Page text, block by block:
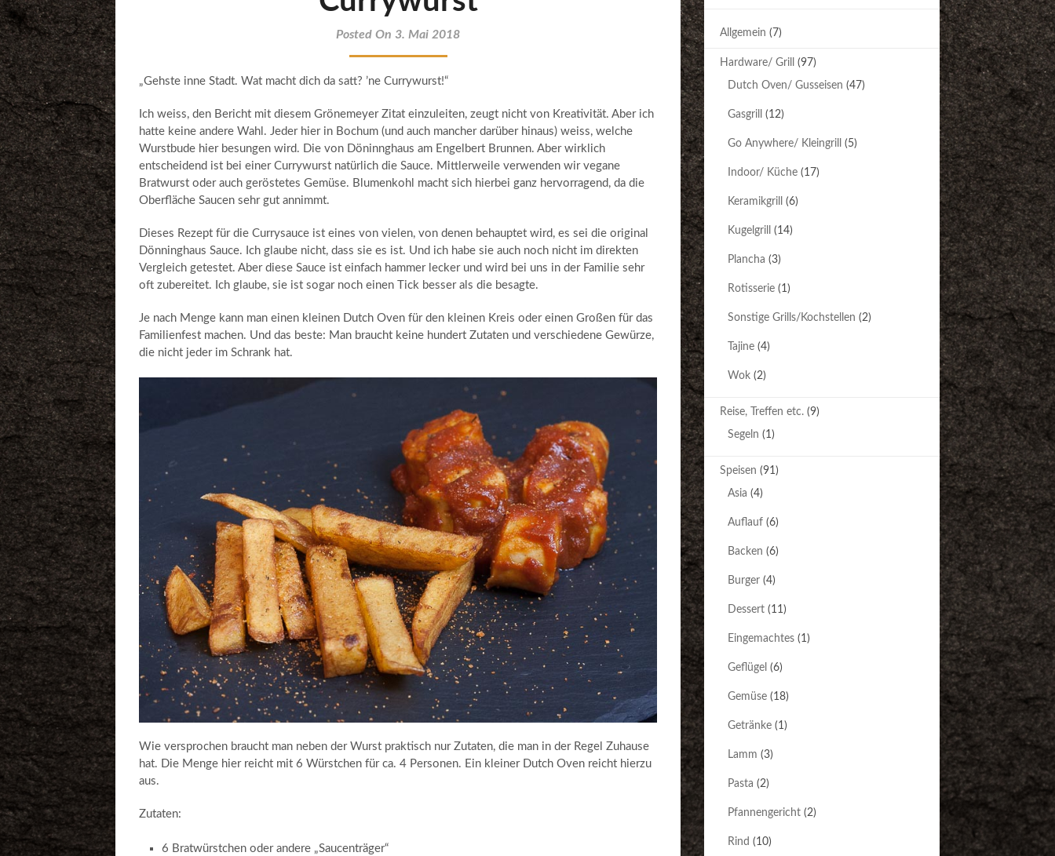
Posted On 3. Mai 2018
„Gehste inne Stadt. Wat macht dich da satt? ’ne Currywurst!“
Ich weiss, den Bericht mit diesem Grönemeyer Zitat einzuleiten, zeugt nicht von Kreativität. Aber ich
hatte keine andere Wahl. Jeder hier in Bochum (und auch mancher darüber hinaus) weiss, welche
Wurstbude hier besungen wird. Die von Döninnghaus am Engelbert Brunnen. Aber wirklich
entscheidend ist bei einer Currywurst natürlich die Sauce. Mittlerweile verwenden wir vegane
Bratwurst oder auch geröstetes Gemüse. Blumenkohl macht sich hierbei ganz hervorragend, da die
Oberfläche Saucen sehr gut annimmt.
Dieses Rezept für die Currysauce ist eines von vielen, von denen behauptet wird, es sei die original
Dönninghaus Sauce. Ich glaube nicht, dass sie es ist. Und ich habe sie auch noch nicht im direkten
Vergleich getestet. Aber diese Sauce ist einfach hammer lecker und wird bei uns in der Familie sehr
oft zubereitet. Ich glaube, sie ist sogar noch einen Tick besser als die besagte.
Je nach Menge kann man einen kleinen Dutch Oven für den kleinen Kreis oder einen Großen für das
Familienfest machen. Und das beste: Man braucht keine hundert Zutaten und verschiedene Gewürze,
die nicht jeder im Schrank hat.
Wie versprochen braucht man neben der Wurst praktisch nur Zutaten, die man in der Regel Zuhause
hat. Die Menge hier reicht mit 6 Würstchen für ca. 4 Personen. Ein kleiner Dutch Oven reicht hierzu
aus.
Zutaten:
6 Bratwürstchen oder andere „Saucenträger“
Allgemein (7)
Hardware/ Grill (97)
Dutch Oven/ Gusseisen (47)
Gasgrill (12)
Go Anywhere/ Kleingrill (5)
Indoor/ Küche (17)
Keramikgrill (6)
Kugelgrill (14)
Plancha (3)
Rotisserie (1)
Sonstige Grills/Kochstellen (2)
Tajine (4)
Wok (2)
Reise, Treffen etc. (9)
Segeln (1)
Speisen (91)
Asia (4)
Auflauf (6)
Backen (6)
Burger (4)
Dessert (11)
Eingemachtes (1)
Geflügel (6)
Gemüse (18)
Getränke (1)
Lamm (3)
Pasta (2)
Pfannengericht (2)
Rind (10)